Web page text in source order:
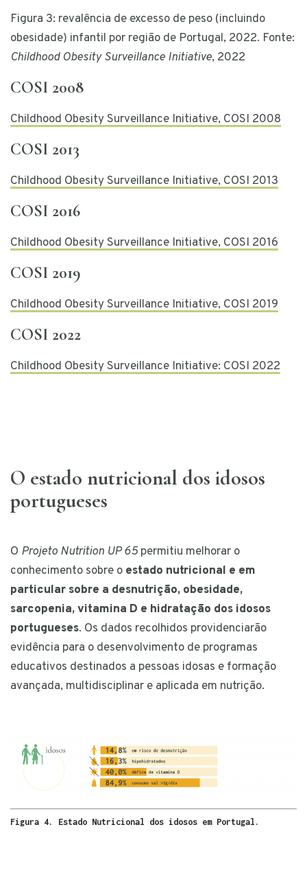
Figura 3: revalência de excesso de peso (incluindo
obesidade) infantil por região de Portugal, 2022. Fonte:
Childhood Obesity Surveillance Initiative, 2022
COSI 2008
Childhood Obesity Surveillance Initiative, COSI 2008
COSI 2013
Childhood Obesity Surveillance Initiative, COSI 2013
COSI 2016
Childhood Obesity Surveillance Initiative, COSI 2016
COSI 2019
Childhood Obesity Surveillance Initiative, COSI 2019
COSI 2022
Childhood Obesity Surveillance Initiative: COSI 2022
O estado nutricional dos idosos
portugueses
O Projeto Nutrition UP 65permitiu melhorar o
conhecimento sobre o estado nutricional e em
particular sobre a desnutrição, obesidade,
sarcopenia, vitamina D e hidratação dos idosos
portugueses. Os dados recolhidos providenciarão
evidência para o desenvolvimento de programas
educativos destinados a pessoas idosas e formação
avançada, multidisciplinar e aplicada em nutrição.
Figura 4. Estado Nutricional dos idosos em Portugal.